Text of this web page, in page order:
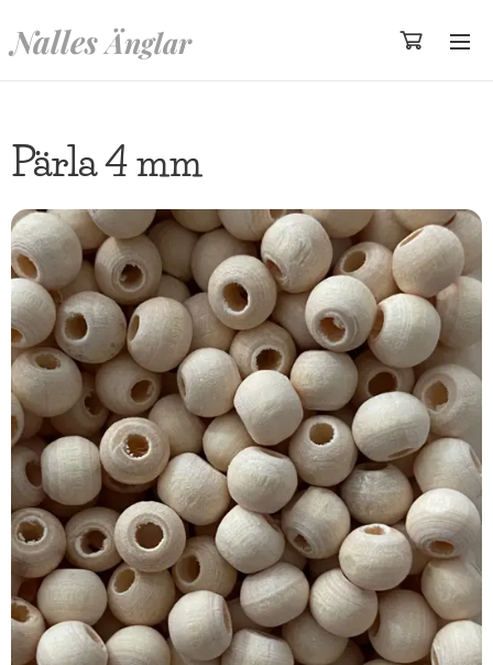
Nalles Änglar
Pärla 4 mm